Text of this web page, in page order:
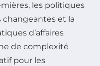
les politiques
et la
d’affaires
de complexité
pour les